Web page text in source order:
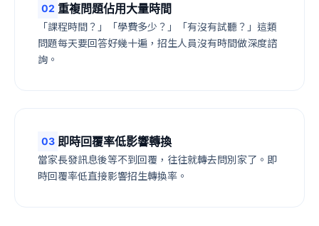
02 重複問題佔用大量時間
「課程時間？」「學費多少？」「有沒有試聽？」這類
問題每天要回答好幾十遍，招生人員沒有時間做深度諮
詢。
03 即時回覆率低影響轉換
當家長發訊息後等不到回覆，往往就轉去問別家了。即
時回覆率低直接影響招生轉換率。